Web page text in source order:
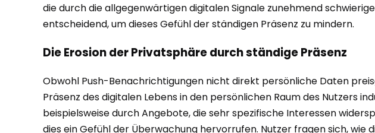
die durch die allgegenwärtigen digitalen Signale zunehmend
entscheidend, um dieses Gefühl der ständigen Präsenz zu mindern.
Die Erosion der Privatsphäre durch ständige Präsenz
Obwohl Push-Benachrichtigungen nicht direkt persönliche Daten
Präsenz des digitalen Lebens in den persönlichen Raum des Nutzers
beispielsweise durch Angebote, die sehr spezifische Interessen
dies ein Gefühl der Überwachung hervorrufen. Nutzer fragen sich,